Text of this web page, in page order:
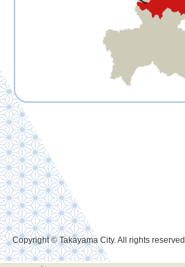
Copyright © Takayama City. All rights reserved.